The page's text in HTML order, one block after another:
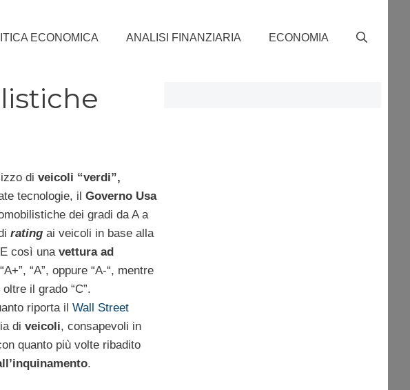
ECONOMICA ANALISI FINANZIARIA ECONOMIA
di veicoli “verdi”,
tecnologie, il Governo Usa
dei gradi da A a
ratingai veicoli in base alla
così una vettura ad
“A”, oppure “A-“, mentre
il grado “C”.
riporta il Wall Street
di veicoli, consapevoli in
quanto più volte ribadito
.